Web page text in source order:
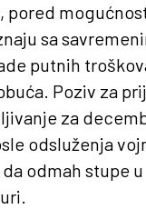
pored
sa
putnih
Poziv za
za
odsluženja
odmah stupe u